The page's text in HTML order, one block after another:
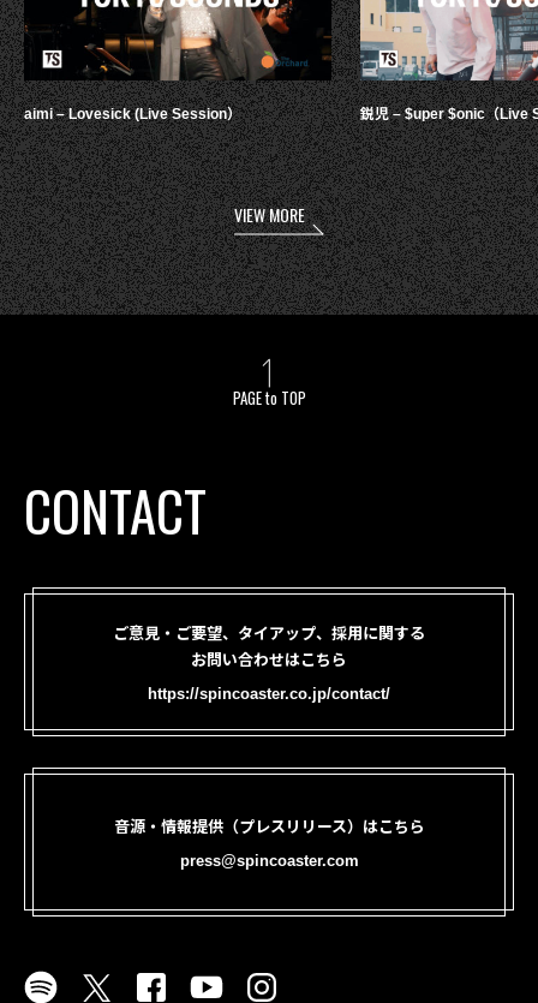
aimi – Lovesick (Live Session） 鋭児 – $uper $onic（Live
VIEW MORE
PAGE to TOP
CONTACT
ご意見・ご要望、タイアップ、採用に関する
お問い合わせはこちら
https://spincoaster.co.jp/contact/
音源・情報提供（プレスリリース）はこちら
press@spincoaster.com